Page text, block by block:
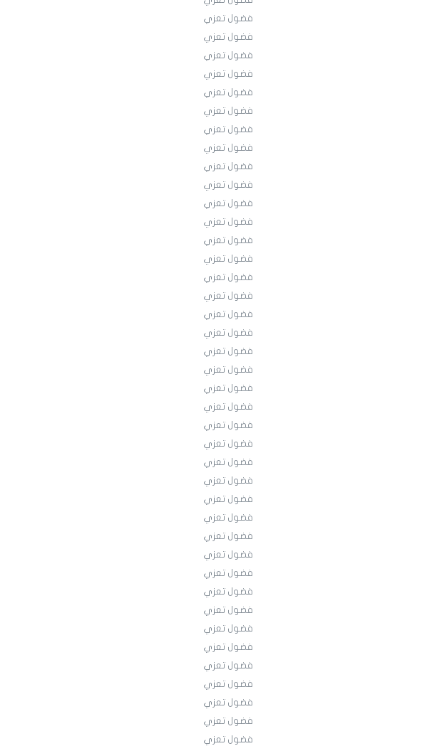
فضول تعزي
فضول تعزي
فضول تعزي
فضول تعزي
فضول تعزي
فضول تعزي
فضول تعزي
فضول تعزي
فضول تعزي
فضول تعزي
فضول تعزي
فضول تعزي
فضول تعزي
فضول تعزي
فضول تعزي
فضول تعزي
فضول تعزي
فضول تعزي
فضول تعزي
فضول تعزي
فضول تعزي
فضول تعزي
فضول تعزي
فضول تعزي
فضول تعزي
فضول تعزي
فضول تعزي
فضول تعزي
فضول تعزي
فضول تعزي
فضول تعزي
فضول تعزي
فضول تعزي
فضول تعزي
فضول تعزي
فضول تعزي
فضول تعزي
فضول تعزي
فضول تعزي
فضول تعزي